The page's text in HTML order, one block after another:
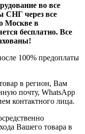
во все
СНГ через все
Москве в
бесплатно. Все
100% предоплаты
в регион, Вам
почту, WhatsApp
контактного лица.
Вашего товара в